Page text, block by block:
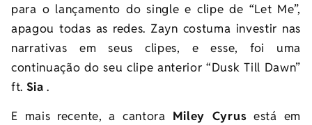
para o lançamento do single e clipe de “Let Me”,
apagou todas as redes. Zayn costuma investir nas
narrativas em seus clipes, e esse, foi uma
continuação do seu clipe anterior “Dusk Till Dawn”
ft. Sia .
E mais recente, a cantora Miley Cyrus está em